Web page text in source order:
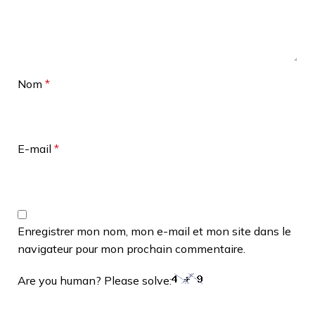
Nom *
E-mail *
Enregistrer mon nom, mon e-mail et mon site dans le
navigateur pour mon prochain commentaire.
Are you human? Please solve: